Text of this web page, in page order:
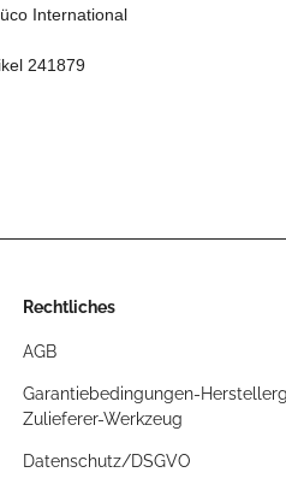
International
241879
Rechtliches
AGB
Garantiebedingungen-
Zulieferer-Werkzeug
Datenschutz/DSGVO